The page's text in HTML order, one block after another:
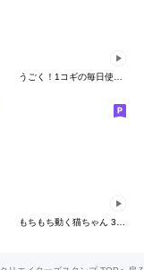
うごく！1コギの毎日使える日常スタンプ